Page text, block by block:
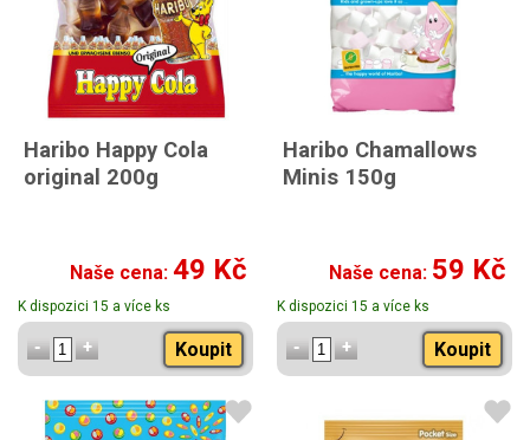
Haribo Happy Cola
original 200g
Naše cena: 49 Kč
K dispozici 15 a více ks
Koupit
Haribo Chamallows
Minis 150g
Naše cena: 59 Kč
K dispozici 15 a více ks
Koupit